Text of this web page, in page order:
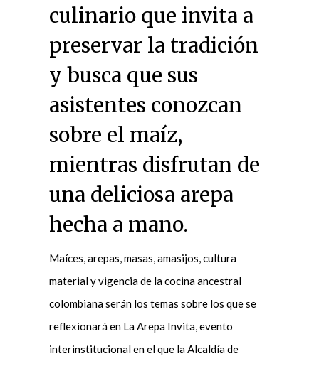
culinario que invita a
preservar la tradición
y busca que sus
asistentes conozcan
sobre el maíz,
mientras disfrutan de
una deliciosa arepa
hecha a mano.
Maíces, arepas, masas, amasijos, cultura
material y vigencia de la cocina ancestral
colombiana serán los temas sobre los que se
reflexionará en La Arepa Invita, evento
interinstitucional en el que la Alcaldía de